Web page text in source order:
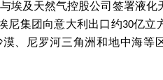
埃及天然气控股公司签署液化
尼集团向意大利出口约30亿立
、尼罗河三角洲和地中海等